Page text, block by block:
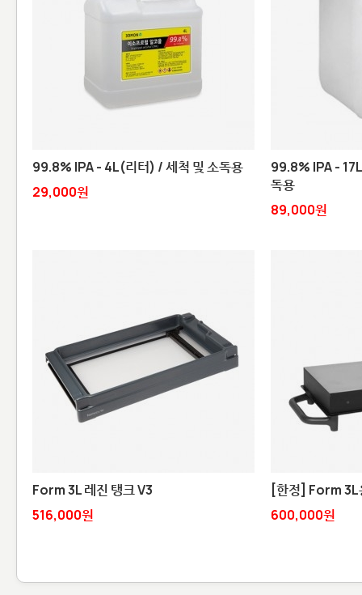
99.8% IPA - 4L(리터) / 세척 및 소독용
29,000원
99.8% IPA -
독용
89,000원
Form 3L 레진 탱크 V3
516,000원
[한정] Form 3L
600,000원